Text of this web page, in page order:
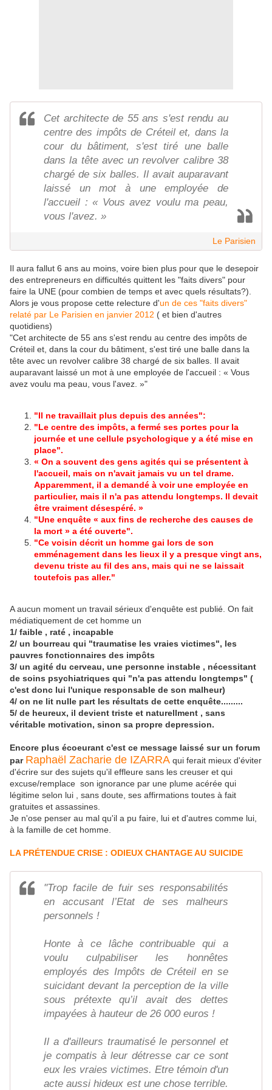
Cet architecte de 55 ans s'est rendu au
centre des impôts de Créteil et, dans la
cour du bâtiment, s'est tiré une balle
dans la tête avec un revolver calibre 38
chargé de six balles. Il avait auparavant
laissé un mot à une employée de
l'accueil : « Vous avez voulu ma peau,
vous l'avez. »
Le Parisien
Il aura fallut 6 ans au moins, voire bien plus pour que le desepoir
des entrepreneurs en difficultés quittent les "faits divers" pour
faire la UNE (pour combien de temps et avec quels résultats?).
Alors je vous propose cette relecture d'un de ces "faits divers"
relaté par Le Parisien en janvier 2012 ( et bien d'autres
quotidiens)
"Cet architecte de 55 ans s'est rendu au centre des impôts de
Créteil et, dans la cour du bâtiment, s'est tiré une balle dans la
tête avec un revolver calibre 38 chargé de six balles. Il avait
auparavant laissé un mot à une employée de l'accueil : « Vous
avez voulu ma peau, vous l'avez. »"
"Il ne travaillait plus depuis des années":
"Le centre des impôts, a fermé ses portes pour la
journée et une cellule psychologique y a été mise en
place".
« On a souvent des gens agités qui se présentent à
l'accueil, mais on n'avait jamais vu un tel drame.
Apparemment, il a demandé à voir une employée en
particulier, mais il n'a pas attendu longtemps. Il devait
être vraiment désespéré. »
"Une enquête « aux fins de recherche des causes de
la mort » a été ouverte".
"Ce voisin décrit un homme gai lors de son
emménagement dans les lieux il y a presque vingt ans,
devenu triste au fil des ans, mais qui ne se laissait
toutefois pas aller."
A aucun moment un travail sérieux d'enquête est publié. On fait
médiatiquement de cet homme un
1/ faible , raté , incapable
2/ un bourreau qui "traumatise les vraies victimes", les
pauvres fonctionnaires des impôts
3/ un agité du cerveau, une personne instable , nécessitant
de soins psychiatriques qui "n'a pas attendu longtemps" (
c'est donc lui l'unique responsable de son malheur)
4/ on ne lit nulle part les résultats de cette enquête.........
5/ de heureux, il devient triste et naturellment , sans
véritable motivation, sinon sa propre depression.
Encore plus écoeurant c'est ce message laissé sur un forum
par Raphaël Zacharie de IZARRA qui ferait mieux d'éviter
d'écrire sur des sujets qu'il effleure sans les creuser et qui
excuse/remplace son ignorance par une plume acérée qui
légitime selon lui , sans doute, ses affirmations toutes à fait
gratuites et assassines.
Je n'ose penser au mal qu'il a pu faire, lui et d'autres comme lui,
à la famille de cet homme.
LA PRÉTENDUE CRISE : ODIEUX CHANTAGE AU SUICIDE
"Trop facile de fuir ses responsabilités
en accusant l’Etat de ses malheurs
personnels !
Honte à ce lâche contribuable qui a
voulu culpabiliser les honnêtes
employés des Impôts de Créteil en se
suicidant devant la perception de la ville
sous prétexte qu’il avait des dettes
impayées à hauteur de 26 000 euros !
Il a d'ailleurs traumatisé le personnel et
je compatis à leur détresse car ce sont
eux les vraies victimes. Etre témoin d'un
acte aussi hideux est une chose terrible.